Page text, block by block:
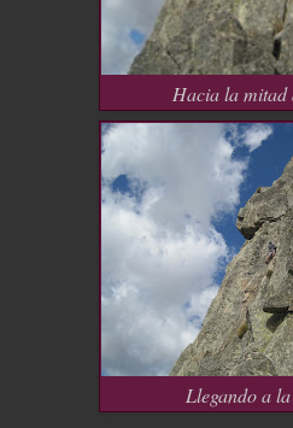
Hacia la mitad
Llegando a